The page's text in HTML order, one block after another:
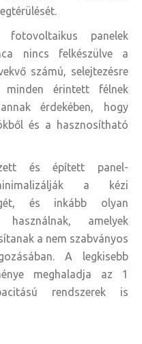
panelek
nincs felkészülve a
számú, selejtezésre
minden érintett félnek
érdekében, hogy
és a hasznosítható
és épített panel-
a kézi
és inkább olyan
használnak, amelyek
a nem szabványos
A legkisebb
meghaladja az 1
rendszerek is